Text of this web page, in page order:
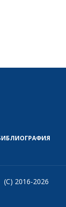
(C) 2016-2026